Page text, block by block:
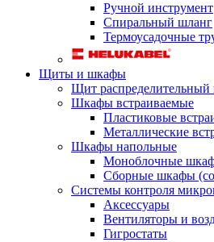
Ручной инструмент
Спиральный шланг
Термоусадочные
Щиты и шкафы
Щит
Шкафы встраиваемые
Пластиковые
Металлические
Шкафы напольные
Моноблочные
Сборные шкафы
Системы контроля
Аксессуары
Вентиляторы и
Гигростаты